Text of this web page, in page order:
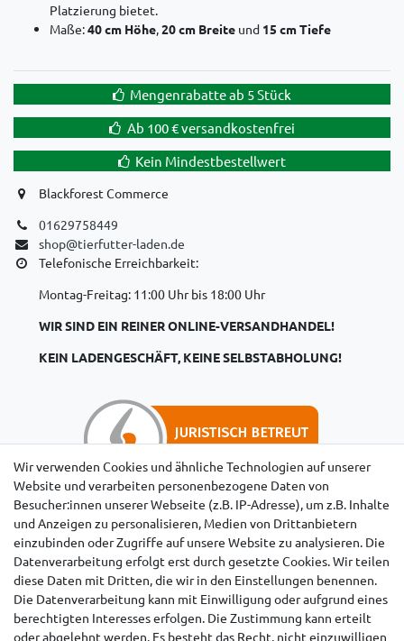
Platzierung bietet.
Maße:40 cm Höhe,20 cm Breite und 15 cm Tiefe
Mengenrabatte ab 5 Stück
Ab 100 € versandkostenfrei
Kein Mindestbestellwert
Blackforest Commerce
01629758449
shop@tierfutter-laden.de
Telefonische Erreichbarkeit:
Montag-Freitag: 11:00 Uhr bis 18:00 Uhr
WIR SIND EIN REINER ONLINE-VERSANDHANDEL!
KEIN LADENGESCHÄFT, KEINE SELBSTABHOLUNG!
Hinweise für Käufer aus der Schweiz
Wir verwenden Cookies und ähnliche Technologien auf unserer
Website und verarbeiten personenbezogene Daten von
Besucher:innen unserer Webseite (z.B. IP-Adresse), um z.B. Inhalte
und Anzeigen zu personalisieren, Medien von Drittanbietern
einzubinden oder Zugriffe auf unsere Website zu analysieren. Die
Datenverarbeitung erfolgt erst durch gesetzte Cookies. Wir teilen
diese Daten mit Dritten, die wir in den Einstellungen benennen.
Die Datenverarbeitung kann mit Einwilligung oder aufgrund eines
berechtigten Interesses erfolgen. Die Zustimmung kann erteilt
oder abgelehnt werden. Es besteht das Recht, nicht einzuwilligen